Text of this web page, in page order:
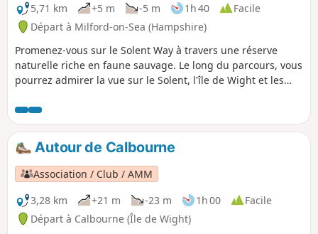
5,71 km
+5 m -5 m 1h 40
Facile
Départ à Milford-on-Sea (Hampshire)
Promenez-vous sur le Solent Way à travers une réserve
naturelle riche en faune sauvage. Le long du parcours, vous
pourrez admirer la vue sur le Solent, l'île de Wight et les
des marais de Keyhaven. Le sentier s'enfonce ensuite dans
les terres pour suivre une ancienne route derrière la
réserve avant de revenir à Keyhaven.
Autour de Calbourne
Association / Club / AMM
3,28 km
+21 m -23 m 1h 00
Facile
Départ à Calbourne (Île de Wight)